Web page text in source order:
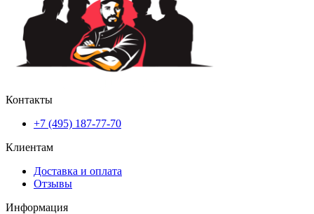
Контакты
+7 (495) 187-77-70
Клиентам
Доставка и оплата
Отзывы
Информация